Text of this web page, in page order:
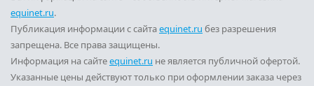
equinet.ru.
Публикация информации с сайтаequinet.ru без разрешения
запрещена. Все права защищены.
Информация на сайтеequinet.ru не является публичной офертой.
Указанные цены действуют только при оформлении заказа через